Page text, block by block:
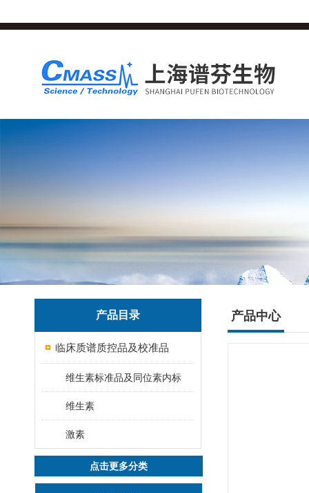
产品目录
临床质谱质控品及校准品
维生素标准品及同位素内标
维生素
激素
点击更多分类
产品中心